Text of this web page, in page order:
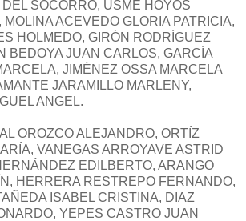
SOCORRO, USME HOYOS
ACEVEDO GLORIA PATRICIA,
HOLMEDO, GIRÓN RODRÍGUEZ
BEDOYA JUAN CARLOS, GARCÍA
JIMÉNEZ OSSA MARCELA
JARAMILLO MARLENY,
ANGEL.
OROZCO ALEJANDRO, ORTÍZ
VANEGAS ARROYAVE ASTRID
EDILBERTO, ARANGO
HERRERA RESTREPO FERNANDO,
ISABEL CRISTINA, DIAZ
YEPES CASTRO JUAN